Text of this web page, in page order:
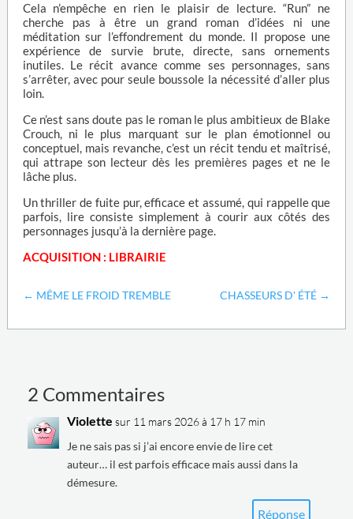
Cela n’empêche en rien le plaisir de lecture. “Run” ne
cherche pas à être un grand roman d’idées ni une
méditation sur l’effondrement du monde. Il propose une
expérience de survie brute, directe, sans ornements
inutiles. Le récit avance comme ses personnages, sans
s’arrêter, avec pour seule boussole la nécessité d’aller plus
loin.
Ce n’est sans doute pas le roman le plus ambitieux de Blake
Crouch, ni le plus marquant sur le plan émotionnel ou
conceptuel, mais revanche, c’est un récit tendu et maîtrisé,
qui attrape son lecteur dès les premières pages et ne le
lâche plus.
Un thriller de fuite pur, efficace et assumé, qui rappelle que
parfois, lire consiste simplement à courir aux côtés des
personnages jusqu’à la dernière page.
ACQUISITION : LIBRAIRIE
← MÊME LE FROID TREMBLE CHASSEURS D' ÉTÉ →
2 Commentaires
Violette sur 11 mars 2026 à 17 h 17 min
Je ne sais pas si j’ai encore envie de lire cet
auteur… il est parfois efficace mais aussi dans la
démesure.
Réponse